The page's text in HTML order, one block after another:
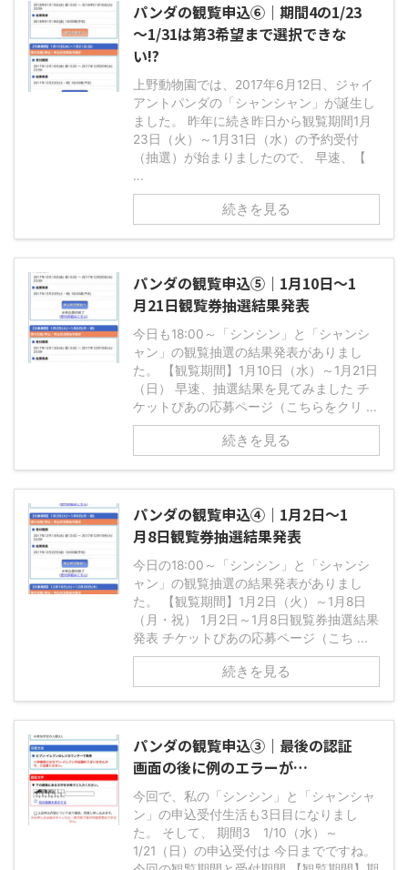
パンダの観覧申込⑥｜期間4の1/23
～1/31は第3希望まで選択できな
い!?
上野動物園では、2017年6月12日、ジャイ
アントパンダの「シャンシャン」が誕生し
ました。 昨年に続き昨日から観覧期間1月
23日（火）～1月31日（水）の予約受付
（抽選）が始まりましたので、 早速、【
...
続きを見る
パンダの観覧申込⑤｜1月10日～1
月21日観覧券抽選結果発表
今日も18:00～「シンシン」と「シャンシ
ャン」の観覧抽選の結果発表がありまし
た。 【観覧期間】1月10日（水）～1月21日
（日） 早速、抽選結果を見てみました チ
ケットぴあの応募ページ（こちらをクリ ...
続きを見る
パンダの観覧申込④｜1月2日～1
月8日観覧券抽選結果発表
今日の18:00～「シンシン」と「シャンシ
ャン」の観覧抽選の結果発表がありまし
た。 【観覧期間】1月2日（火）～1月8日
（月・祝） 1月2日～1月8日観覧券抽選結果
発表 チケットぴあの応募ページ（こち ...
続きを見る
パンダの観覧申込③｜最後の認証
画面の後に例のエラーが…
今回で、私の「シンシン」と「シャンシャ
ン」の申込受付生活も3日目になりまし
た。 そして、 期間3 1/10（水）～
1/21（日）の申込受付は 今日までですね。